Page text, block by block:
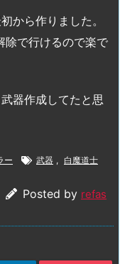
から作りました。
除で行けるので楽で
器作成してたと思
ー 武器 , 白魔道士
Posted by refas